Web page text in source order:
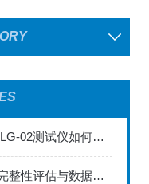
红霉素软膏管的内涂层防线：LG-02测试仪如何破解普药包装的“隐蔽风险”
应用LG-02测试仪进行内涂层完整性评估与数据分析方案